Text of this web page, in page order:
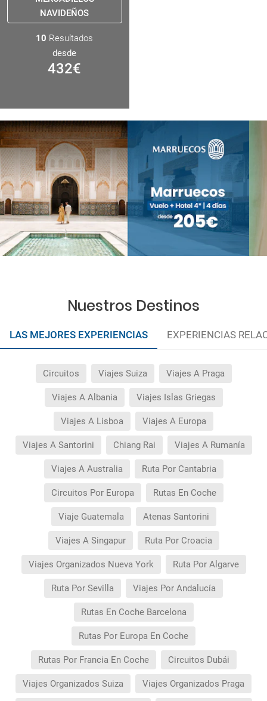
NAVIDEÑOS
10 Resultados
desde
432€
Nuestros Destinos
LAS MEJORES EXPERIENCIAS EXPERIENCIAS
Circuitos Viajes Suiza Viajes A Praga
Viajes A Albania Viajes Islas Griegas
Viajes A Lisboa Viajes A Europa
Viajes A Santorini Chiang Rai Viajes A Rumanía
Viajes A Australia Ruta Por Cantabria
Circuitos Por Europa Rutas En Coche
Viaje Guatemala Atenas Santorini
Viajes A Singapur Ruta Por Croacia
Viajes Organizados Nueva York Ruta Por Algarve
Ruta Por Sevilla Viajes Por Andalucía
Rutas En Coche Barcelona
Rutas Por Europa En Coche
Rutas Por Francia En Coche Circuitos Dubái
Viajes Organizados Suiza Viajes Organizados Praga